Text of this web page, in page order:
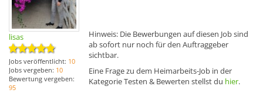
lisas
Jobs veröffentlicht: 10
Jobs vergeben: 10
Bewertung vergeben:
95
Hinweis: Die Bewerbungen auf diesen Job sind
ab sofort nur noch für den Auftraggeber
sichtbar.
Eine Frage zu dem Heimarbeits-Job in der
Kategorie Testen & Bewerten stellst du hier.